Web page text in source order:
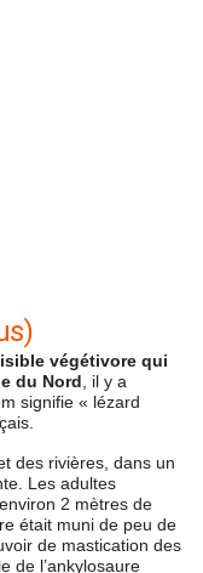
végétivore qui
du Nord , il y a
signifie « lézard
des rivières, dans un
Les adultes
2 mètres de
était muni de peu de
de mastication des
de l’ankylosaure